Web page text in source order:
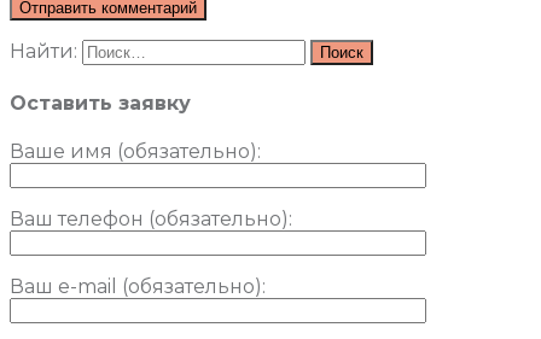
Найти:
Оставить заявку
Ваше имя (обязательно):
Ваш телефон (обязательно):
Ваш e-mail (обязательно):